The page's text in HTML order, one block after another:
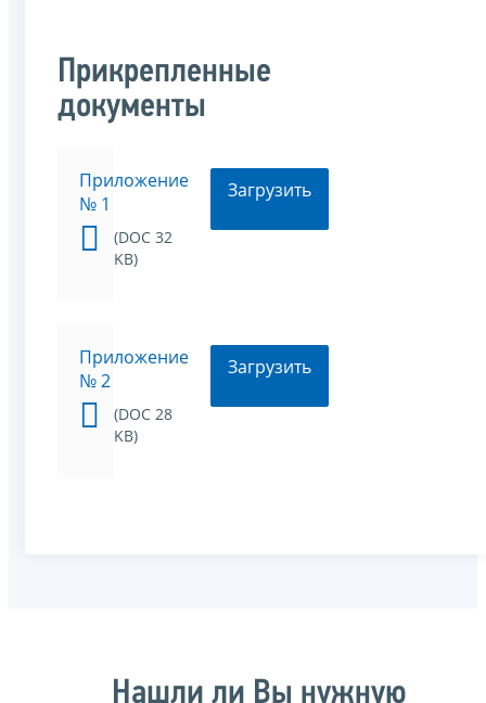
Прикрепленные
документы
Приложение
№ 1
(DOC 32
KB)
Загрузить
Приложение
№ 2
(DOC 28
KB)
Загрузить
Нашли ли Вы нужную